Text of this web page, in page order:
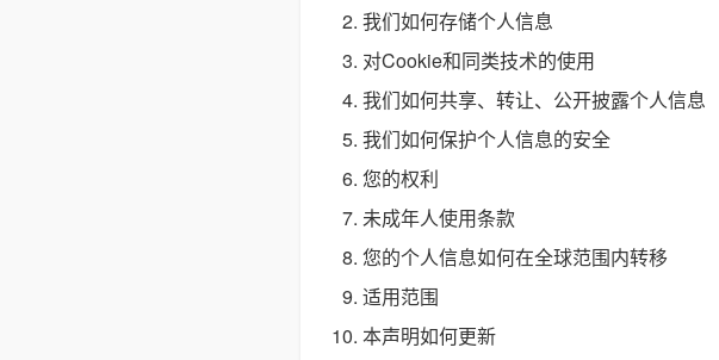
我们如何存储个人信息
对Cookie和同类技术的使用
我们如何共享、转让、公开披露个人信息
我们如何保护个人信息的安全
您的权利
未成年人使用条款
您的个人信息如何在全球范围内转移
适用范围
本声明如何更新